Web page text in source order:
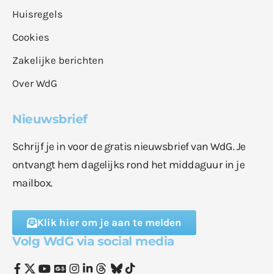
Huisregels
Cookies
Zakelijke berichten
Over WdG
Nieuwsbrief
Schrijf je in voor de gratis nieuwsbrief van WdG. Je
ontvangt hem dagelijks rond het middaguur in je
mailbox.
Klik hier om je aan te melden
Volg WdG via social media